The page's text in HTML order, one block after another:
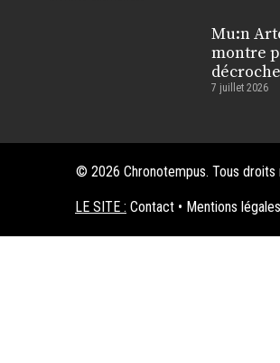
Mu:n
montre
7 juillet 2026
© 2026 Chronotempus. Tous droits
LE SITE : Contact • Mentions légales